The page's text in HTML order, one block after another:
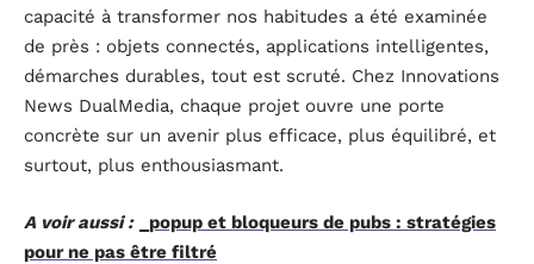
capacité à transformer nos habitudes a été examinée
de près : objets connectés, applications intelligentes,
démarches durables, tout est scruté. Chez Innovations
News DualMedia, chaque projet ouvre une porte
concrète sur un avenir plus efficace, plus équilibré, et
surtout, plus enthousiasmant.
A voir aussi :
_popup et bloqueurs de pubs : stratégies
pour ne pas être filtré